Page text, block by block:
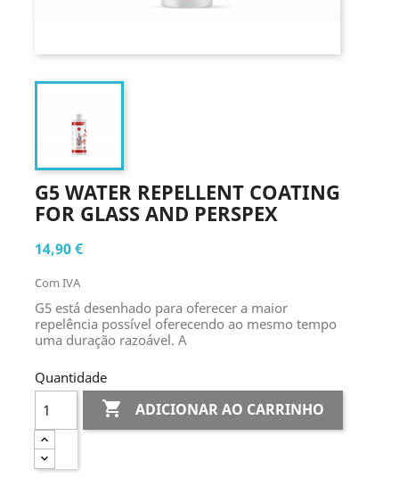
G5 WATER REPELLENT COATING
FOR GLASS AND PERSPEX
14,90 €
Com IVA
G5 está desenhado para oferecer a maior
repelência possível oferecendo ao mesmo tempo
uma duração razoável. A
Quantidade
 ADICIONAR AO CARRINHO